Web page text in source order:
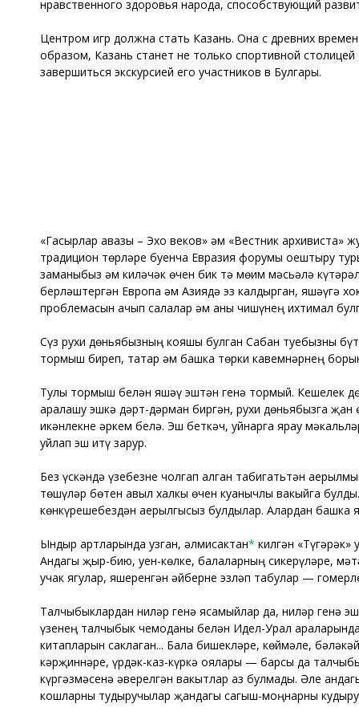
нравственного здоровья народа, способствующий
Центром игр должна стать Казань. Она с древних
образом, Казань станет не только спортивной
завершиться экскурсией его участников в Булгары.
«Гасырлар авазы – Эхо веков» һәм «Вестник
традицион төрләре буенча Евразия форумы оештыру
заманыбыз һәм киләчәк өчен бик тә мөһим мәсьәлә
берләштергән Европа һәм Азиядә эз калдырган, яшәүгә
проблемасын ачып салалар һәм аны чишүнең ихтимал
Сүз рухи дөньябызның кояшы булган Сабан туебызны
тормыш биреп, татар һәм башка төрки кавемнәрнең
Тулы тормыш белән яшәү эштән генә тормый. Кешелек
аралашу эшкә дәрт-дәрман биргән, рухи дөньябызга
икәнлекне һәркем белә. Эш беткәч, уйнарга ярау
уйлап эш итү зарур.
Без үскәндә үзебезне чолгап алган табигатьтән
төшүләр бөтен авыл халкы өчен куанычлы вакыйга
көнкүрешебездән аерылгысыз булдылар. Алардан башка
Ындыр артларында узган, әлмисактан* килгән
Андагы җыр-бию, уен-көлке, балаларның сикерүләре,
учак ягулар, яшеренгән әйберне эзләп табулар —
Талчыбыклардан ниләр генә ясамыйлар да, ниләр генә
үзенең талчыбык чемоданы белән Идел-Урал
китапларын саклаган... Бала бишекләре, көймәле,
кәрҗиннәре, үрдәк-каз-күркә оялары — барсы да
күргәзмәсенә әверелгән вакытлар аз булмады. Әле
кошларны тудыручылар җандагы сагыш-моңнарны